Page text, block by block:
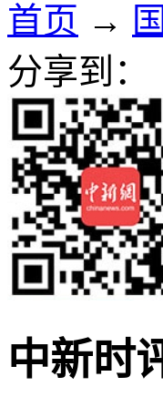
首页 →
分享到：
中新时